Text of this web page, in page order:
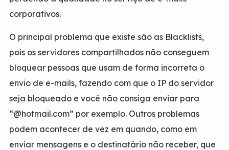
corporativos.
O principal problema que existe são as Blacklists,
pois os servidores compartilhados não conseguem
bloquear pessoas que usam de forma incorreta o
envio de e-mails, fazendo com que o IP do servidor
seja bloqueado e você não consiga enviar para
“@hotmail.com” por exemplo. Outros problemas
podem acontecer de vez em quando, como em
enviar mensagens e o destinatário não receber, que